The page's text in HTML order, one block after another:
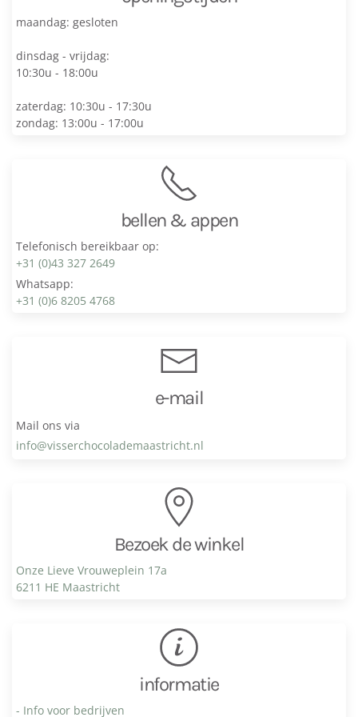
maandag: gesloten
dinsdag - vrijdag:
10:30u - 18:00u
zaterdag: 10:30u - 17:30u
zondag: 13:00u - 17:00u
bellen & appen
Telefonisch bereikbaar op:
+31 (0)43 327 2649
Whatsapp:
+31 (0)6 8205 4768
e-mail
Mail ons via
info@visser­chocolade­maastricht.nl
Bezoek de winkel
Onze Lieve Vrouweplein 17a
6211 HE Maastricht
informatie
- Info voor bedrijven